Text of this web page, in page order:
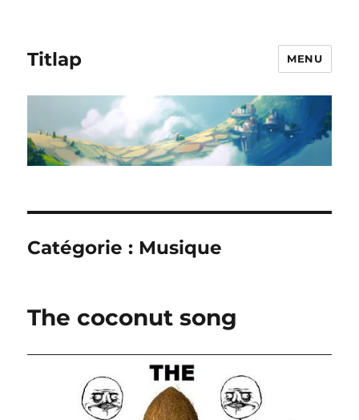
Titlap MENU
Catégorie : Musique
The coconut song